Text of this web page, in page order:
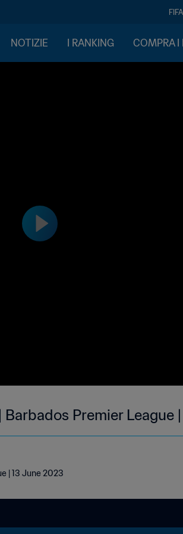
NOTIZIE I RANKING COMPRA I
Premier League
| 13 June 2023